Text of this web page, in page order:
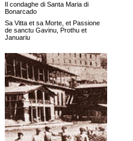
Il condaghe di Santa Maria di
Bonarcado
Sa Vitta et sa Morte, et Passione
de sanctu Gavinu, Prothu et
Januariu